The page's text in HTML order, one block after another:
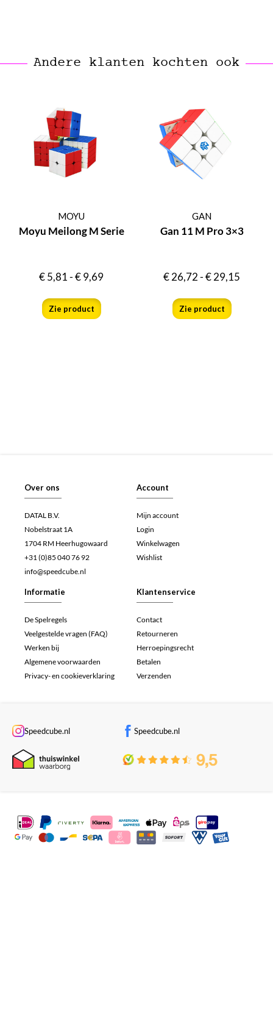
Andere klanten kochten ook
MOYU
Moyu Meilong M Serie
€5,81-€9,69
Zie product
GAN
Gan 11 M Pro 3×3
€26,72-€29,15
Zie product
Over ons
DATAL B.V.
Nobelstraat 1A
1704 RM Heerhugowaard
+31 (0)85 040 76 92
info@speedcube.nl
Account
Mijn account
Login
Winkelwagen
Wishlist
Informatie
De Spelregels
Veelgestelde vragen (FAQ)
Werken bij
Algemene voorwaarden
Privacy- en cookieverklaring
Klantenservice
Contact
Retourneren
Herroepingsrecht
Betalen
Verzenden
Speedcube.nl Speedcube.nl